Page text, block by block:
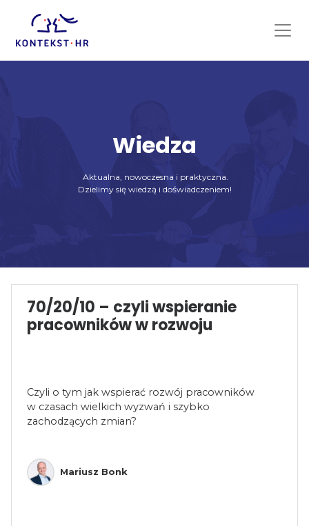
content
Wiedza
Aktualna, nowoczesna i praktyczna.
Dzielimy się wiedzą i doświadczeniem!
70/20/10 – czyli wspieranie
pracowników w rozwoju
Czyli o tym jak wspierać rozwój pracowników
w czasach wielkich wyzwań i szybko
zachodzących zmian?
Mariusz Bonk